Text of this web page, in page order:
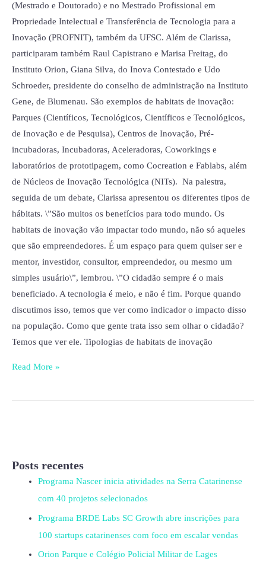
(Mestrado e Doutorado) e no Mestrado Profissional em
Propriedade Intelectual e Transferência de Tecnologia para a
Inovação (PROFNIT), também da UFSC. Além de Clarissa,
participaram também Raul Capistrano e Marisa Freitag, do
Instituto Orion, Giana Silva, do Inova Contestado e Udo
Schroeder, presidente do conselho de administração na Instituto
Gene, de Blumenau. São exemplos de habitats de inovação:
Parques (Científicos, Tecnológicos, Científicos e Tecnológicos,
de Inovação e de Pesquisa), Centros de Inovação, Pré-
incubadoras, Incubadoras, Aceleradoras, Coworkings e
laboratórios de prototipagem, como Cocreation e Fablabs, além
de Núcleos de Inovação Tecnológica (NITs). Na palestra,
seguida de um debate, Clarissa apresentou os diferentes tipos de
hábitats. \”São muitos os benefícios para todo mundo. Os
habitats de inovação vão impactar todo mundo, não só aqueles
que são empreendedores. É um espaço para quem quiser ser e
mentor, investidor, consultor, empreendedor, ou mesmo um
simples usuário\”, lembrou. \”O cidadão sempre é o mais
beneficiado. A tecnologia é meio, e não é fim. Porque quando
discutimos isso, temos que ver como indicador o impacto disso
na população. Como que gente trata isso sem olhar o cidadão?
Temos que ver ele. Tipologias de habitats de inovação
Read More »
Posts recentes
Programa Nascer inicia atividades na Serra Catarinense
com 40 projetos selecionados
Programa BRDE Labs SC Growth abre inscrições para
100 startups catarinenses com foco em escalar vendas
Orion Parque e Colégio Policial Militar de Lages